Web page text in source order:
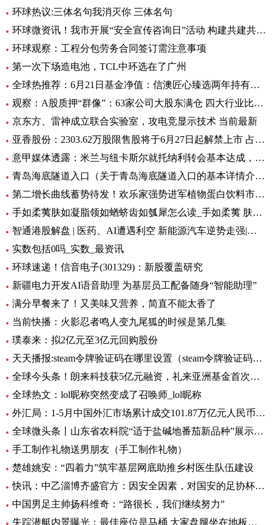
环球热议:三体名句我消灭你 三体名句
环球微资讯！我市开展“安全宣传咨询日”活动 构建共建共治共享安全生产格局
环球观察：工程分包劳务合同签订需注意事项
第一次下场造电池，TCL中环选在了广州
全球热推荐：6月21日基金净值：信澳匠心臻选两年持有期混合最新净值1.1771，跌4.47%
观察：A股质押“群像”：63家公司大股东满仓 四大行业比例大降
京东方、雷神成立联合实验室，攻电竞显示技术 当前最新
亚香股份：2303.62万股限售股将于6月27日起解禁上市 占公司总股本的28.51%
意甲媒体透露：米兰与纽卡斯尔就托纳利转会基本达成，球员已答应 环球新资讯
青岛海底隧道入口（关于青岛海底隧道入口的基本详情介绍）
第二增长曲线蓄势待发！欢乐家强势进军植物蛋白饮料市场 今日热讯
手如柔荑肤如凝脂领如蝤蛴齿如瓠犀怎么读_手如柔荑 肤如凝脂 领如蝤蛴 齿如瓠犀 螓首蛾眉 巧笑倩兮 美
智通港股解盘 | 医药、AI遭遇利空 新能源汽车逆势走强|环球播资讯
实数包括0吗_实数_最资讯
环球速递！信音电子(301329)：新股覆盖研究
新疆电力开发AI语音助理 为基层员工配备随身“智能助理”
满分早餐来了！又美味又营养，简直不能太香了
当前快播：火影忍者鸣人变九尾狐的时候是第几集
璞泰来：拟2亿元至3亿元回购股份
天天播报:steam令牌验证码在哪里设置（steam令牌验证码在哪）
全球今头条！朗来科技获5亿元融资，礼来亚洲基金首次投资湖北
全球热文：lol昵称突然变成了召唤师_lol昵称
外汇局：1-5月中国外汇市场累计成交101.87万亿元人民币-讯息
全球微头条丨山东省农科院“适于盐碱地番茄新品种”展示会在利津县农业双创中心举行
手工制作礼物送男朋友（手工制作礼物）
楚雄姚安：“四着力”筑牢基层网底助推乡村医生队伍建设
快讯：中乙淄博齐盛官方：因安全因素，对国安的足协杯不对外开放
中国男足主帅扬科维奇：“路很长，我们继续努力”
失踪潜艇内景曝光：最佳座位是马桶 大家盘腿坐在地板上|世界观焦点